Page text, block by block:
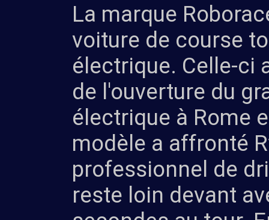
La marque
voiture de course
électrique. Celle-ci
de l'ouverture du
électrique à Rome
modèle a affronté
professionnel de
reste loin devant